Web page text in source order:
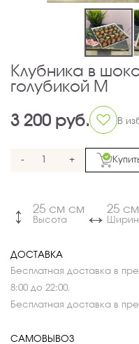
Клубника в
голубикой М
3 200 руб. В
- +
↔ 25 см см
Высота ↔ 25
ДОСТАВКА
Бесплатная доставка в
8:00 до 22:00.
Бесплатная доставка в
САМОВЫВОЗ